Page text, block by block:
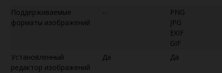
Поддерживаемые
форматы изображений
--
PNG
JPG
EXIF
GIF
Установленный
редактор изображений
Да Да